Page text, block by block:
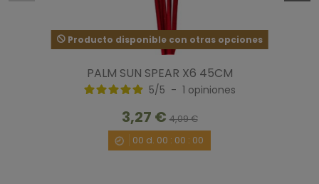
Las hemos usas en un photocall de una fiesta selvatica y
son muy resultonas.
, tras una experiencia del
1
Producto disponible con otras opciones
PALM SUN SPEAR X6 45CM
5/5 - 1 opiniones
3,27 €4,09 €
00 d. 00 : 00 : 00